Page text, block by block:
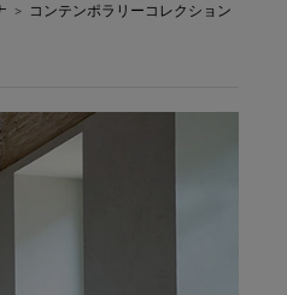
> コンテンポラリーコレクション